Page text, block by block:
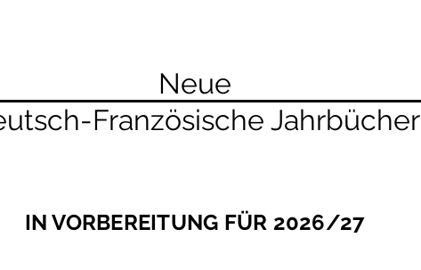
Neue
Französische Jahrbücher
IN VORBEREITUNG FÜR 2026/27